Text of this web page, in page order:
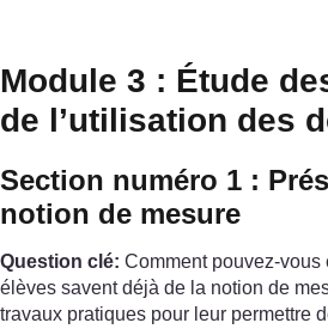
Module 3 : Étude
de l’utilisation des
Section numéro 1 :
notion de mesure
Question clé: Comment pouvez-vous
élèves savent déjà de la notion de
travaux pratiques pour leur permettre